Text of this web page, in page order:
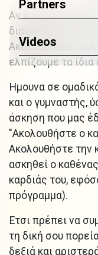
Partners
Videos
Αν κοιτάξουμε
διαφέρουν και
Ακολουθούμε τους
ελπίζουμε τα
Ήμουνα σε
και ο γυμναστής,
άσκηση που μας
"Ακολουθήστε ο
Ακολουθήστε την
ασκηθεί ο
καρδιάς του,
πρόγραμμα).
Έτσι πρέπει να
τη δική σου
δεξιά και